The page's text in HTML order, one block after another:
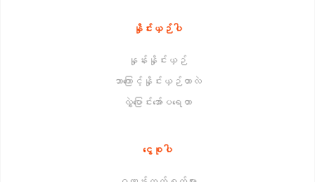
နှိုင်းယှဉ်ပါ
နှုန်းနှိုင်းယှဉ်
ဘာကြောင့်နှိုင်းယှဉ်တာလဲ
လွှဲပြောင်းအော်ပရေတာ
ငွေစုပါ